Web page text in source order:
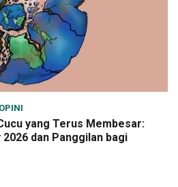
OPINI
yang Terus Membesar:
dan Panggilan bagi